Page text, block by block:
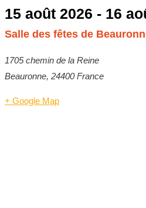
15 août 2026 - 16
Salle des fêtes de
1705 chemin de la Reine
Beauronne, 24400 France
+ Google Map